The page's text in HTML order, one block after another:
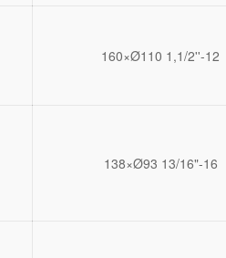
160×Ø110 1,1/2''-12
138×Ø93 13/16"-16